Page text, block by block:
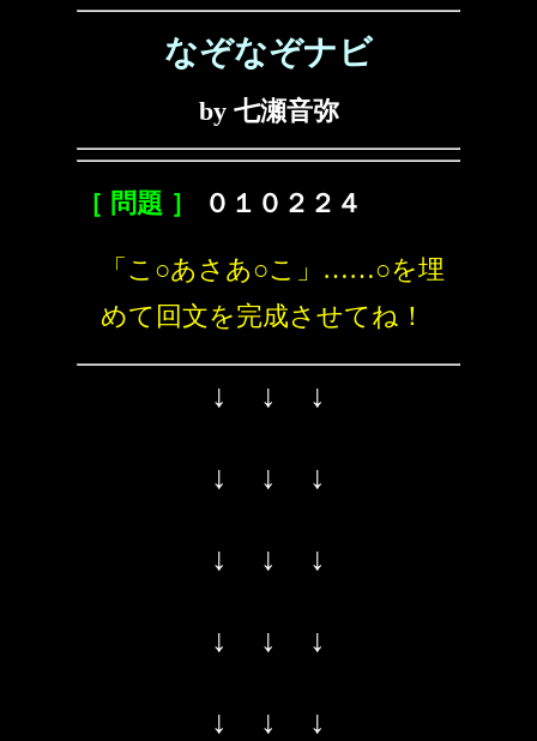
なぞなぞナビ
by 七瀬音弥
［ 問題 ］ ０１０２２４
「こ○あさあ○こ」……○を埋
めて回文を完成させてね！
↓ ↓ ↓
↓ ↓ ↓
↓ ↓ ↓
↓ ↓ ↓
↓ ↓ ↓